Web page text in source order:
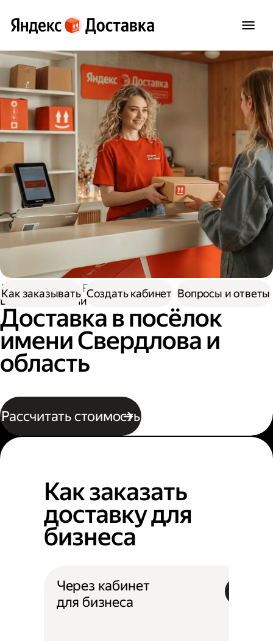
Доставка
По России
В посёлок имени Свердлова
Доставка в посёлок
имени Свердлова и
область
Рассчитать стоимость
Как заказывать Создать кабинет Вопросы и ответы
Как заказать
доставку для
бизнеса
Через кабинет
для бизнеса